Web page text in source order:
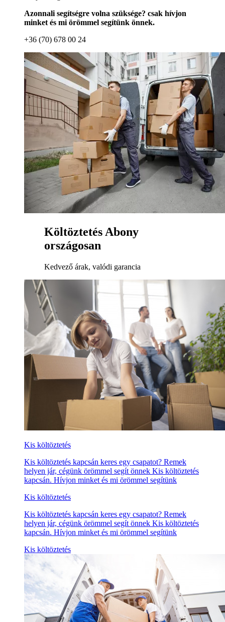
Azonnali segítségre volna szüksége? csak hívjon
minket és mi örömmel segítünk önnek.
+36 (70) 678 00 24
Költöztetés Abony
országosan
Kedvező árak, valódi garancia
Kis költöztetés
Kis költöztetés kapcsán keres egy csapatot? Remek
helyen jár, cégünk örömmel segít önnek Kis költöztetés
kapcsán. Hívjon minket és mi örömmel segítünk
Kis költöztetés
Kis költöztetés kapcsán keres egy csapatot? Remek
helyen jár, cégünk örömmel segít önnek Kis költöztetés
kapcsán. Hívjon minket és mi örömmel segítünk
Kis költöztetés